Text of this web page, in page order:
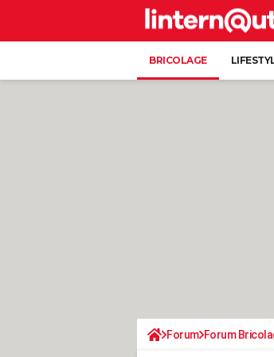
BRICOLAGE
Forum Forum